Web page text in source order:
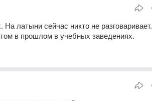
латыни сейчас никто не разговаривает.
в прошлом в учебных заведениях.